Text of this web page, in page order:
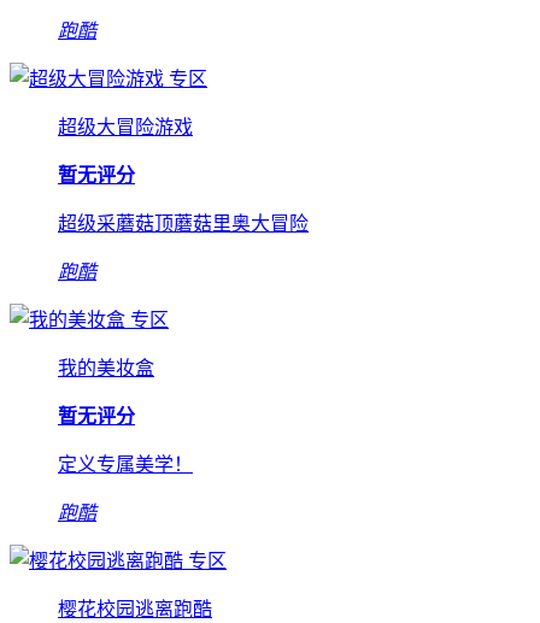
跑酷
专区
超级大冒险游戏
暂无评分
超级采蘑菇顶蘑菇里奥大冒险
跑酷
专区
我的美妆盒
暂无评分
定义专属美学！
跑酷
专区
樱花校园逃离跑酷